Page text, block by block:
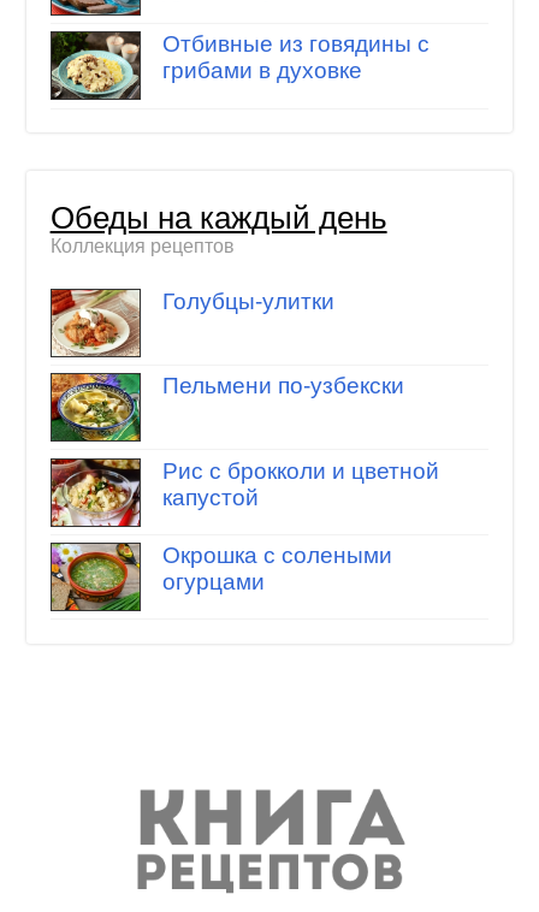
Отбивные из говядины с
грибами в духовке
Обеды на каждый день
Коллекция рецептов
Голубцы-улитки
Пельмени по-узбекски
Рис с брокколи и цветной
капустой
Окрошка с солеными
огурцами